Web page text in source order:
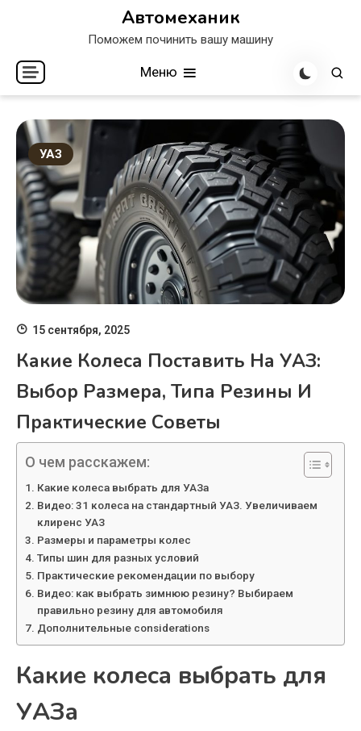
Автомеханик
Поможем починить вашу машину
Меню
УАЗ
15 сентября, 2025
Какие Колеса Поставить На УАЗ:
Выбор Размера, Типа Резины И
Практические Советы
О чем расскажем:
Какие колеса выбрать для УАЗа
Видео: 31 колеса на стандартный УАЗ. Увеличиваем
клиренс УАЗ
Размеры и параметры колес
Типы шин для разных условий
Практические рекомендации по выбору
Видео: как выбрать зимнюю резину? Выбираем
правильно резину для автомобиля
Дополнительные considerations
Какие колеса выбрать для
УАЗа